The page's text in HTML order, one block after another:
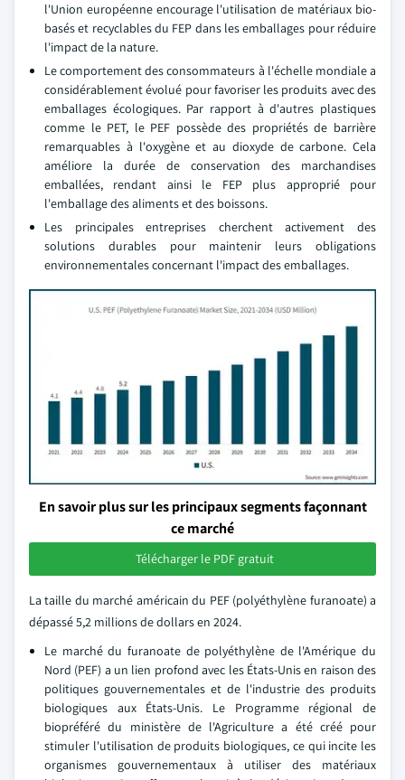
l'Union européenne encourage l'utilisation de matériaux bio-
basés et recyclables du FEP dans les emballages pour réduire
l'impact de la nature.
Le comportement des consommateurs à l'échelle mondiale a
considérablement évolué pour favoriser les produits avec des
emballages écologiques. Par rapport à d'autres plastiques
comme le PET, le PEF possède des propriétés de barrière
remarquables à l'oxygène et au dioxyde de carbone. Cela
améliore la durée de conservation des marchandises
emballées, rendant ainsi le FEP plus approprié pour
l'emballage des aliments et des boissons.
Les principales entreprises cherchent activement des
solutions durables pour maintenir leurs obligations
environnementales concernant l'impact des emballages.
En savoir plus sur les principaux segments façonnant
ce marché
Télécharger le PDF gratuit
La taille du marché américain du PEF (polyéthylène furanoate) a
dépassé 5,2 millions de dollars en 2024.
Le marché du furanoate de polyéthylène de l'Amérique du
Nord (PEF) a un lien profond avec les États-Unis en raison des
politiques gouvernementales et de l'industrie des produits
biologiques aux États-Unis. Le Programme régional de
biopréféré du ministère de l'Agriculture a été créé pour
stimuler l'utilisation de produits biologiques, ce qui incite les
organismes gouvernementaux à utiliser des matériaux